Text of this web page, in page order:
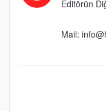
Editörün
Mail: